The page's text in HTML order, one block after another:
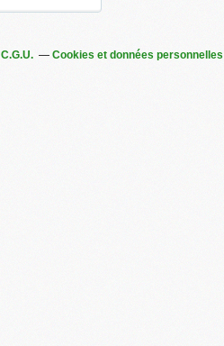
C.G.U. Cookies et données personnelles